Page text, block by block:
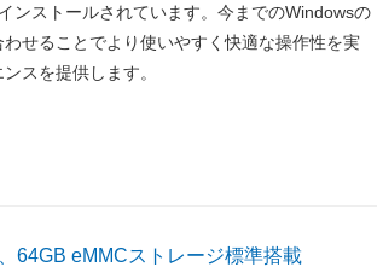
ンストールされています。今までのWindowsの
せることでより使いやすく快適な操作性を実
スを提供します。
64GB eMMCストレージ標準搭載